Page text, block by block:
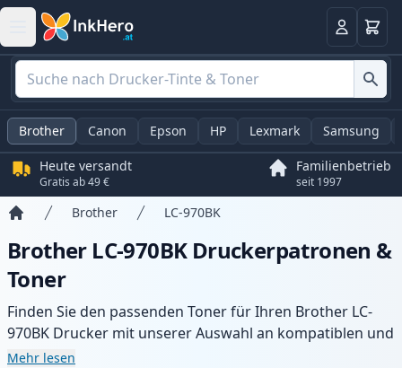
Anmelden
Brother Canon Epson HP Lexmark Samsung
Heute versandt
Gratis ab 49 €
Familienbetrieb
seit 1997
Brother LC-970BK
Brother LC-970BK Druckerpatronen &
Toner
Finden Sie den passenden Toner für Ihren Brother LC-
970BK Drucker mit unserer Auswahl an kompatiblen und
XL-Patronen. Profitieren Sie von gleichbleibender
Mehr lesen